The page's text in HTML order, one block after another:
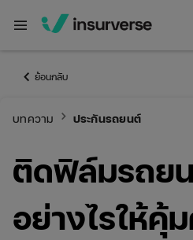
menu
keyboard_arrow_left ย้อนกลับ
บทความ keyboard_arrow_right ประกันรถยนต์
ติดฟิล์มรถย
อย่างไรให้คุ้